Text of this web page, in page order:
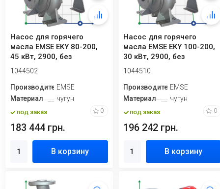
Насос для горячего
масла EMSE EKY 80-200,
45 кВт, 2900, без
двигателя
1044502
ПроизводительEMSE
Материал
чугун
под заказ 0
183 444 грн.
В корзину
Насос для горячего
масла EMSE EKY 100-200,
30 кВт, 2900, без
двигателя
1044510
ПроизводительEMSE
Материал
чугун
под заказ 0
196 242 грн.
В корзину